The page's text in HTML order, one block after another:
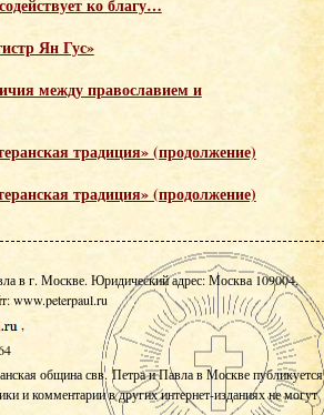
ко благу…
Ян Гус»
между православием и
традиция» (продолжение)
традиция» (продолжение)
в г. Москве. Юридический адрес: Москва 109004,
www.peterpaul.ru
,
община свв. Петра и Павла в Москве публикуется
и комментарии в других интернет-изданиях не могут